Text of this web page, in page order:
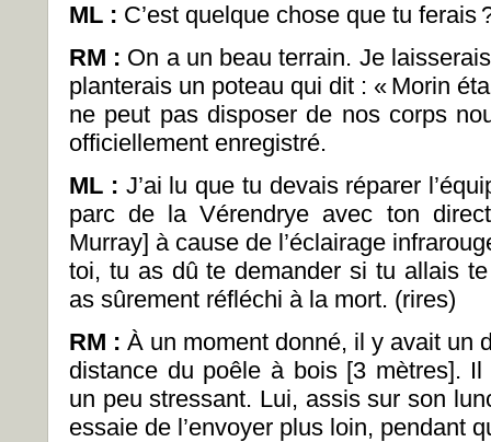
ML : C’est quelque chose que tu ferais
RM : On a un beau terrain. Je
planterais un poteau qui dit : « Morin
ne peut pas disposer de nos corps
officiellement enregistré.
ML : J’ai lu que tu devais réparer
parc de la Vérendrye avec ton
Murray] à cause de l’éclairage
toi, tu as dû te demander si tu allais
as sûrement réfléchi à la mort. (rires)
RM : À un moment donné, il y avait un
distance du poêle à bois [3 mètres]. Il
un peu stressant. Lui, assis sur son
essaie de l’envoyer plus loin, pendant